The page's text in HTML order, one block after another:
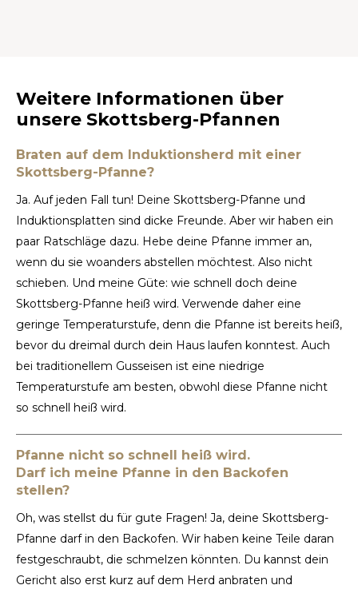
Weitere Informationen über
unsere Skottsberg-Pfannen
Braten auf dem Induktionsherd mit einer
Skottsberg-Pfanne?
Ja. Auf jeden Fall tun! Deine Skottsberg-Pfanne und
Induktionsplatten sind dicke Freunde. Aber wir haben ein
paar Ratschläge dazu. Hebe deine Pfanne immer an,
wenn du sie woanders abstellen möchtest. Also nicht
schieben. Und meine Güte: wie schnell doch deine
Skottsberg-Pfanne heiß wird. Verwende daher eine
geringe Temperaturstufe, denn die Pfanne ist bereits heiß,
bevor du dreimal durch dein Haus laufen konntest. Auch
bei traditionellem Gusseisen ist eine niedrige
Temperaturstufe am besten, obwohl diese Pfanne nicht
so schnell heiß wird.
Pfanne nicht so schnell heiß wird.
Darf ich meine Pfanne in den Backofen
stellen?
Oh, was stellst du für gute Fragen! Ja, deine Skottsberg-
Pfanne darf in den Backofen. Wir haben keine Teile daran
festgeschraubt, die schmelzen könnten. Du kannst dein
Gericht also erst kurz auf dem Herd anbraten und